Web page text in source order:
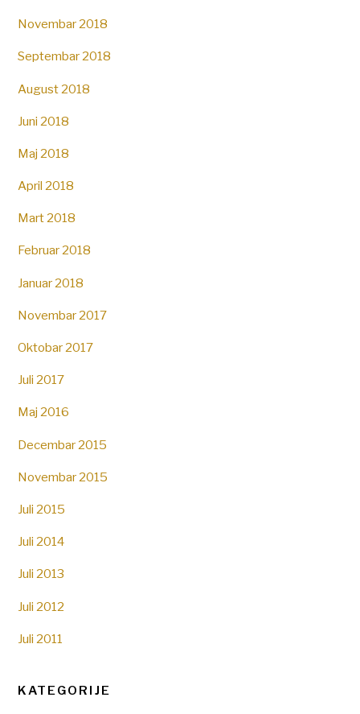
Novembar 2018
Septembar 2018
August 2018
Juni 2018
Maj 2018
April 2018
Mart 2018
Februar 2018
Januar 2018
Novembar 2017
Oktobar 2017
Juli 2017
Maj 2016
Decembar 2015
Novembar 2015
Juli 2015
Juli 2014
Juli 2013
Juli 2012
Juli 2011
KATEGORIJE